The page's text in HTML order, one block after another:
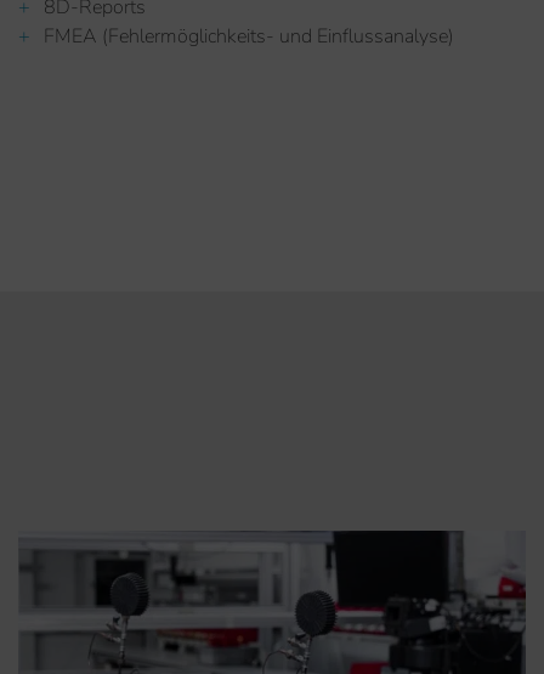
8D-Reports
FMEA (Fehlermöglichkeits- und Einflussanalyse)